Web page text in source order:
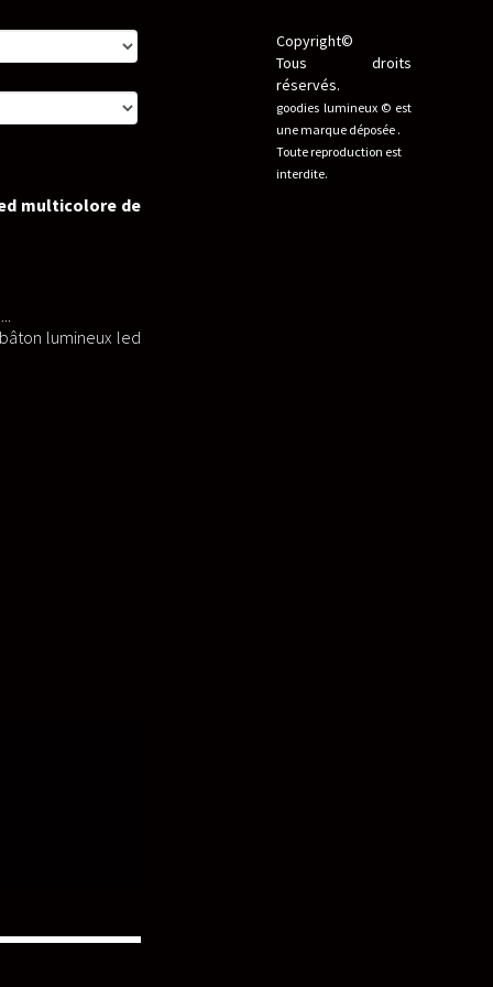
Copyright©
Tous droits
réservés.
goodies lumineux © est
une marque déposée .
Toute reproduction est
interdite.
multicolore de
lumineux led